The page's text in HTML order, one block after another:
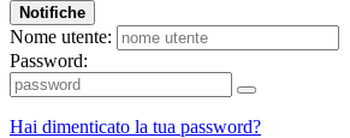
Notifiche
Nome utente:
Password:
Hai dimenticato la tua password?